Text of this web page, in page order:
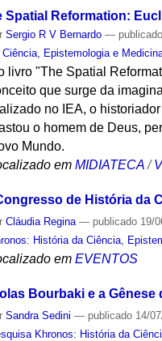
Spatial Reformation:
Sergio R V Bernardo — publicado
Ciência, Epistemologia e
livro "The Spatial
que surge da
no IEA, o
o homem de Deus,
Mundo.
em MIDIATECA /
de História da
Cláudia Regina — publicado 19/
História da Ciência,
em EVENTOS
Bourbaki e a Gênese
Sandra Sedini — publicado 14/
Khronos: História da